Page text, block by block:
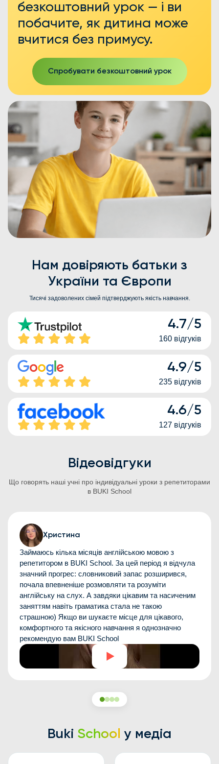
безкоштовний урок — і ви
побачите, як дитина може
вчитися без примусу.
Спробувати безкоштовний урок
Нам довіряють батьки з
України та Європи
Тисячі задоволених сімей підтверджують якість навчання.
4.7/5
160 відгуків
4.9/5
235 відгуків
4.6/5
127 відгуків
Відеовідгуки
Що говорять наші учні про індивідуальні уроки з репетиторами
в BUKI School
Христина
Займаюсь кілька місяців англійською мовою з
репетитором в BUKI School. За цей період я відчула
значний прогрес: словниковий запас розширився,
почала впевненіше розмовляти та розуміти
англійську на слух. А завдяки цікавим та насиченим
заняттям навіть граматика стала не такою
страшною) Якщо ви шукаєте місце для цікавого,
комфортного та якісного навчання я однозначно
рекомендую вам BUKI School
Buki School у медіа